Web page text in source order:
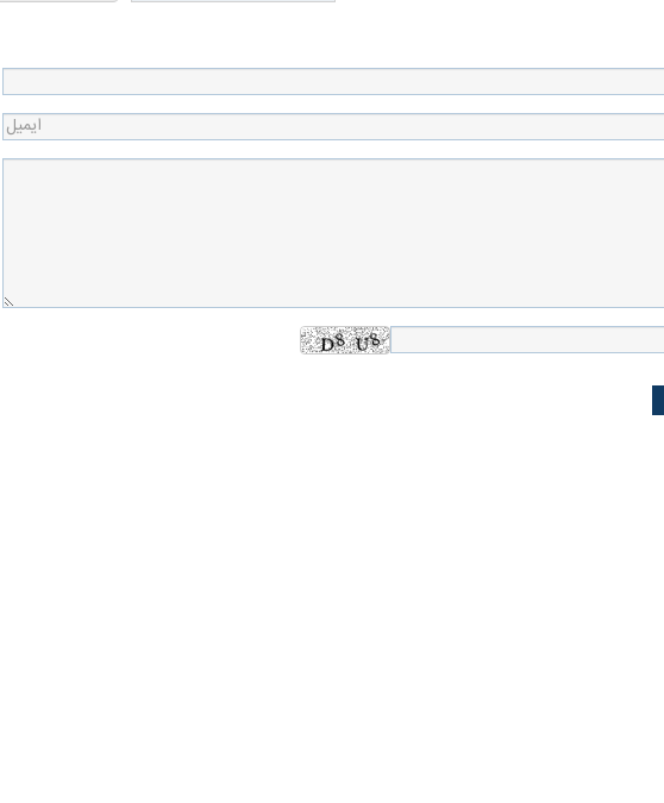
یک سلسله |
شاه در ایران
ریشه‌های عزاداری ماه محرم در فرهنگ
عزاداری ماه محرم در دوران قاجار چگونه